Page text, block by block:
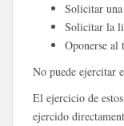
Solicitar
Solicitar la
Oponerse al
No puede ejercitar
El ejercicio de
ejercido